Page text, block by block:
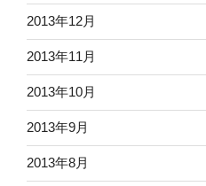
2013年12月
2013年11月
2013年10月
2013年9月
2013年8月